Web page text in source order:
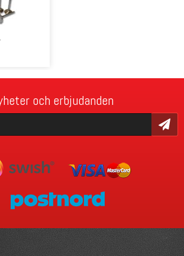
och erbjudanden
Skicka